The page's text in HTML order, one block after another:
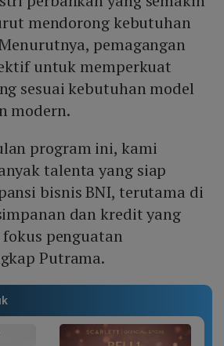
mendorong kebutuhan
pemagangan
untuk memperkuat
sesuai kebutuhan model
modern.
program ini, kami
talenta yang siap
bisnis BNI, terutama di
dan kredit yang
penguatan
Putrama.